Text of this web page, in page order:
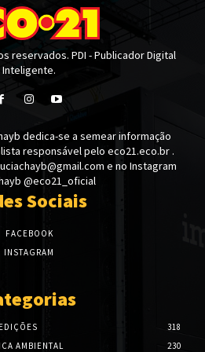
reservados. PDI - Publicador Digital
Inteligente.
dedica-se a semear informação
responsável pelo eco21.eco.br .
e no Instagram
@eco21_oficial
Sociais
FACEBOOK
INSTAGRAM
EDIÇÕES
318
AMBIENTAL
230